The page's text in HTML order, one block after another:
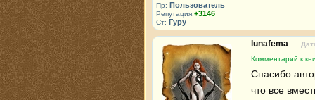
Пр: Пользователь
Репутация:+3146
Ст: Гуру
lunafema
Комментарий к
Спасибо
что все